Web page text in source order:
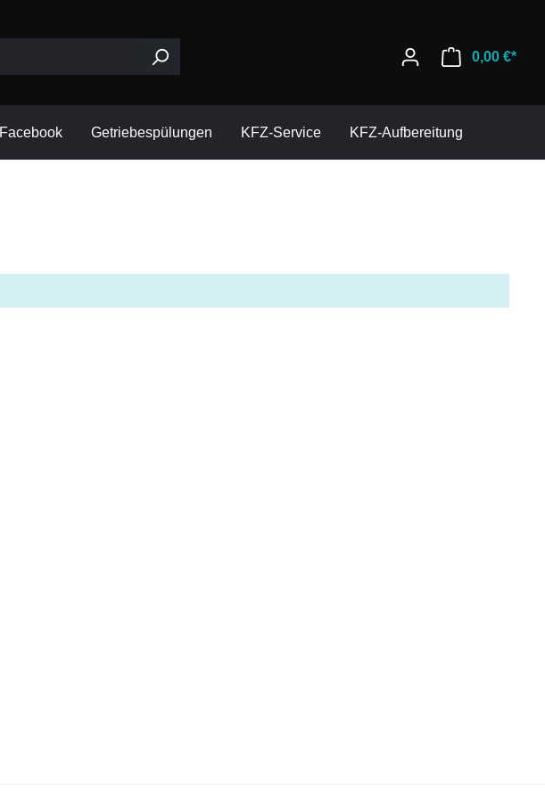
0,00 €*
Facebook Getriebespülungen KFZ-Service KFZ-Aufbereitung